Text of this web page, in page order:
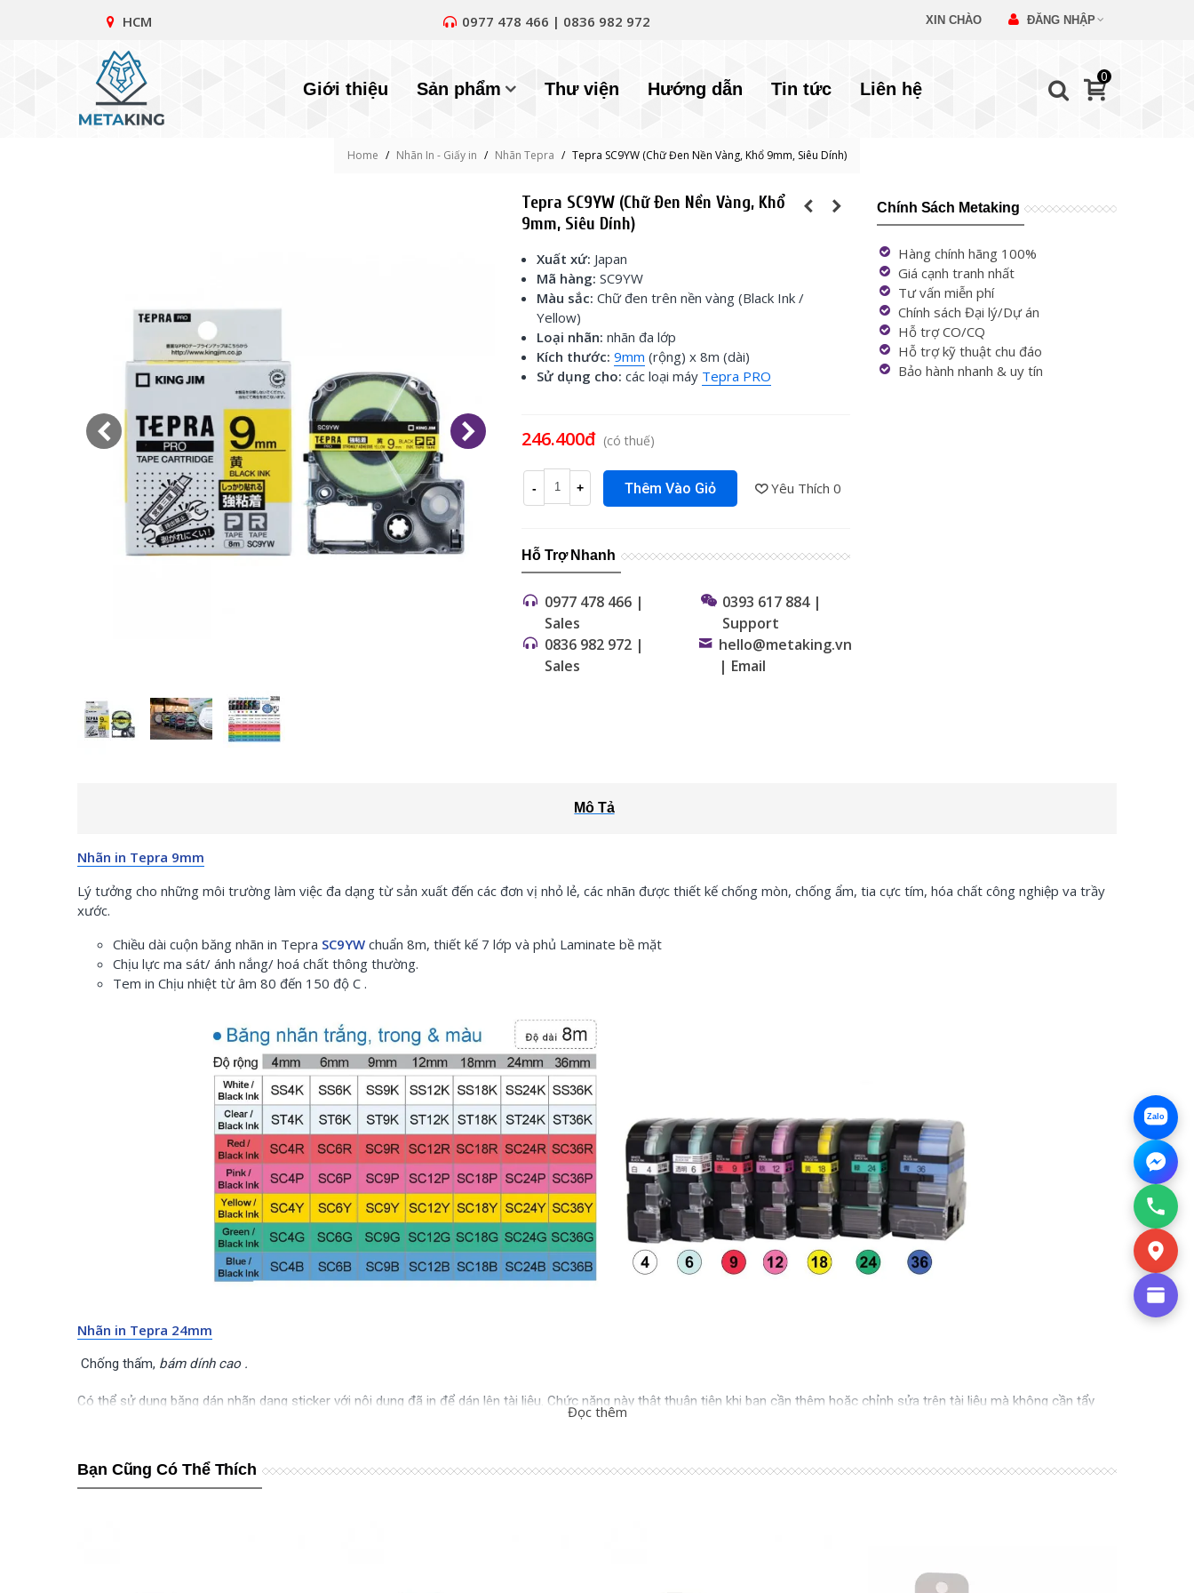
HCM 0977 478 466 | 0836 982 972 XIN CHÀO ĐĂNG NHẬP
Giới thiệu Sản phẩm Thư viện Hướng dẫn Tin tức Liên hệ
0
Home / Nhãn In - Giấy in / Nhãn Tepra / Tepra SC9YW (Chữ Đen Nền Vàng, Khổ 9mm, Siêu Dính)
Tepra SC9YW (Chữ Đen Nền Vàng, Khổ
9mm, Siêu Dính)
Xuất xứ: Japan
Mã hàng: SC9YW
Màu sắc: Chữ đen trên nền vàng (Black Ink /
Yellow)
Loại nhãn: nhãn đa lớp
Kích thước: 9mm (rộng) x 8m (dài)
Sử dụng cho: các loại máy Tepra PRO
246.400đ (có thuế)
- + Thêm Vào Giỏ Yêu Thích 0
Hỗ Trợ Nhanh
0977 478 466 |
Sales
0836 982 972 |
Sales
0393 617 884 |
Support
hello@metaking.vn
| Email
Chính Sách Metaking
Hàng chính hãng 100%
Giá cạnh tranh nhất
Tư vấn miễn phí
Chính sách Đại lý/Dự án
Hỗ trợ CO/CQ
Hỗ trợ kỹ thuật chu đáo
Bảo hành nhanh & uy tín
Mô Tả
Nhãn in Tepra 9mm
Lý tưởng cho những môi trường làm việc đa dạng từ sản xuất đến các đơn vị nhỏ lẻ, các nhãn được thiết kế chống mòn, chống ẩm, tia cực tím, hóa chất công nghiệp va trầy
xước.
Chiều dài cuộn băng nhãn in Tepra SC9YW chuẩn 8m, thiết kế 7 lớp và phủ Laminate bề mặt
Chịu lực ma sát/ ánh nắng/ hoá chất thông thường.
Tem in Chịu nhiệt từ âm 80 đến 150 độ C .
Nhãn in Tepra 24mm
Chống thấm, bám dính cao .
Có thể sử dụng băng dán nhãn dạng sticker với nội dung đã in để dán lên tài liệu. Chức năng này thật thuận tiện khi bạn cần thêm hoặc chỉnh sửa trên tài liệu mà không cần tẩy
nhà hàng – khách sạn …
Đọc thêm
Bạn Cũng Có Thể Thích
Zalo